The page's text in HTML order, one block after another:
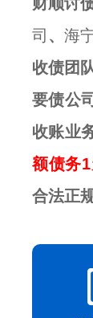
司 、 海
收债团
要债公
收账业
额债务
合法正